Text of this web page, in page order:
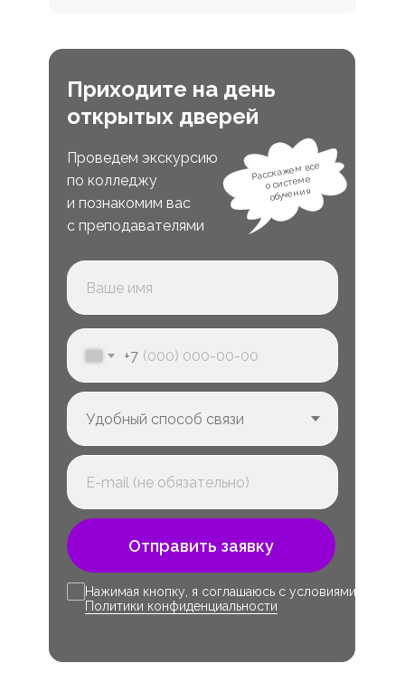
Приходите на день
открытых дверей
Проведем экскурсию
по колледжу
и познакомим вас
с преподавателями
Расскажем все
о системе
обучения
+7
Отправить заявку
Нажимая кнопку, я соглашаюсь с условиями
Политики конфиденциальности